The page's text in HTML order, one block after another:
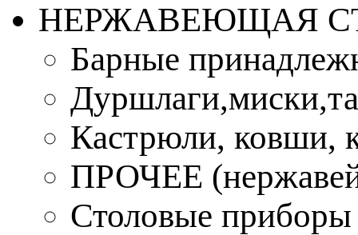
НЕРЖАВЕЮЩАЯ
Барные
Кастрюли, ковши,
ПРОЧЕЕ
Столовые приборы